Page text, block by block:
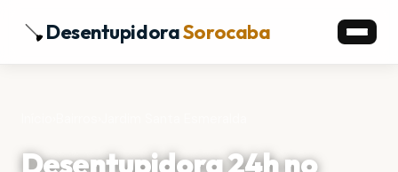
DesentupidoraSorocaba
Desentupidora 24h no